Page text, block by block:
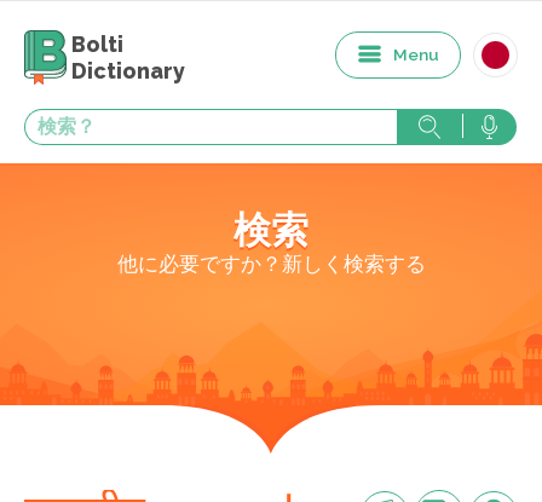
Bolti
Dictionary
Menu
検索
他に必要ですか？新しく検索する